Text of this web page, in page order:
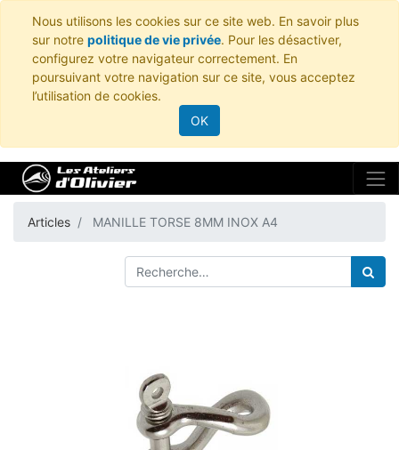
Nous utilisons les cookies sur ce site web. En savoir plus
sur notre politique de vie privée. Pour les désactiver,
configurez votre navigateur correctement. En
poursuivant votre navigation sur ce site, vous acceptez
l’utilisation de cookies.
OK
Articles MANILLE TORSE 8MM INOX A4